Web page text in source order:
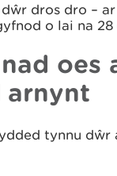
dros dro –
o lai na
oes
arnynt
tynnu dŵr